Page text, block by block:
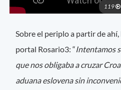
Sobre el periplo a partir de
portal Rosario3: “Intentamos
que nos obligaba a cruzar
aduana eslovena sin